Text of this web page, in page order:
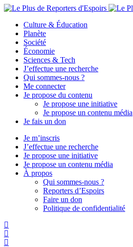
Culture & Éducation
Planète
Société
Économie
Sciences & Tech
J’effectue une recherche
Qui sommes-nous ?
Me connecter
Je propose du contenu
Je propose une initiative
Je propose un contenu média
Je fais un don
Je m’inscris
J’effectue une recherche
Je propose une initiative
Je propose un contenu média
À propos
Qui sommes-nous ?
Reporters d’Espoirs
Faire un don
Politique de confidentialité